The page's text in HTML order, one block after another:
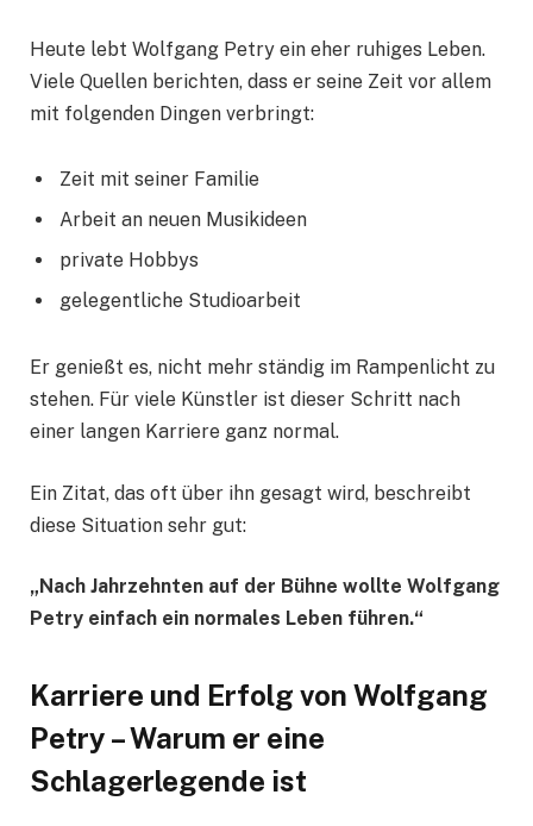
Heute lebt Wolfgang Petry ein eher ruhiges Leben.
Viele Quellen berichten, dass er seine Zeit vor allem
mit folgenden Dingen verbringt:
Zeit mit seiner Familie
Arbeit an neuen Musikideen
private Hobbys
gelegentliche Studioarbeit
Er genießt es, nicht mehr ständig im Rampenlicht zu
stehen. Für viele Künstler ist dieser Schritt nach
einer langen Karriere ganz normal.
Ein Zitat, das oft über ihn gesagt wird, beschreibt
diese Situation sehr gut:
„Nach Jahrzehnten auf der Bühne wollte Wolfgang
Petry einfach ein normales Leben führen.“
Karriere und Erfolg von Wolfgang
Petry – Warum er eine
Schlagerlegende ist